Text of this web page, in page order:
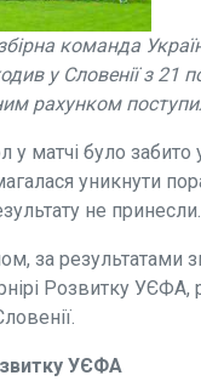
команда
у Словенії з 21
рахунком
у матчі було забито
уникнути
не принесли.
за результатами
Розвитку УЄФА,
УЄФА